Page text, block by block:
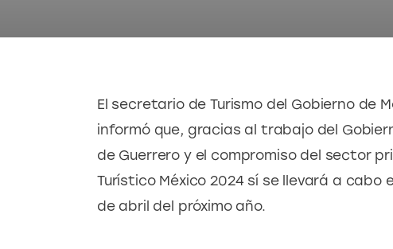
El secretario de Turismo del Gobierno de
informó que, gracias al trabajo del
de Guerrero y el compromiso del sector
Turístico México 2024 sí se llevará a cabo
de abril del próximo año.